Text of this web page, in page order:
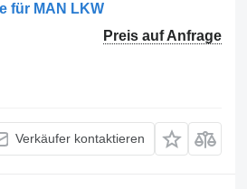
für MAN LKW
Preis auf Anfrage
Verkäufer kontaktieren